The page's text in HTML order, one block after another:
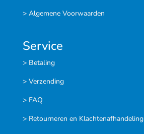
> Algemene Voorwaarden
Service
> Betaling
> Verzending
> FAQ
> Retourneren en Klachtenafhandeling